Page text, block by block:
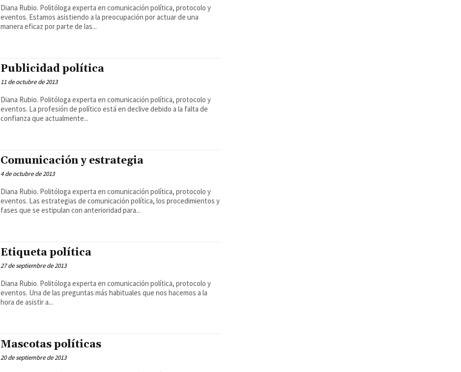
Diana Rubio. Politóloga experta en comunicación política, protocolo y
eventos. Estamos asistiendo a la preocupación por actuar de una
manera eficaz por parte de las...
Publicidad política
11 de octubre de 2013
Diana Rubio. Politóloga experta en comunicación política, protocolo y
eventos. La profesión de político está en declive debido a la falta de
confianza que actualmente...
Comunicación y estrategia
4 de octubre de 2013
Diana Rubio. Politóloga experta en comunicación política, protocolo y
eventos. Las estrategias de comunicación política, los procedimientos y
fases que se estipulan con anterioridad para...
Etiqueta política
27 de septiembre de 2013
Diana Rubio. Politóloga experta en comunicación política, protocolo y
eventos. Una de las preguntas más habituales que nos hacemos a la
hora de asistir a...
Mascotas políticas
20 de septiembre de 2013